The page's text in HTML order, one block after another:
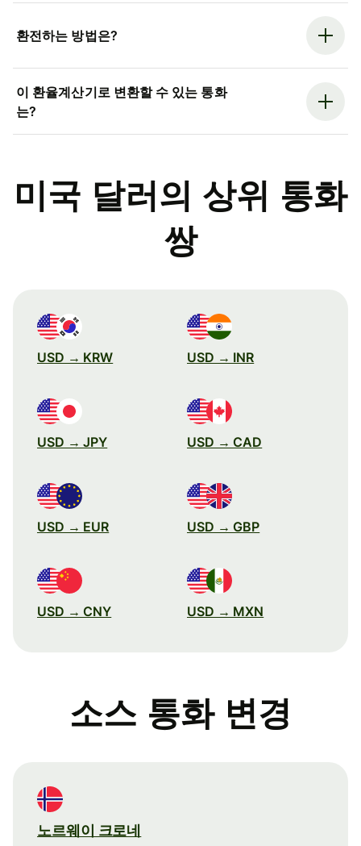
환전하는 방법은?
이 환율계산기로 변환할 수 있는 통화
는?
미국 달러의 상위 통화
쌍
USD → KRW USD → INR
USD → JPY USD → CAD
USD → EUR USD → GBP
USD → CNY USD → MXN
소스 통화 변경
노르웨이 크로네